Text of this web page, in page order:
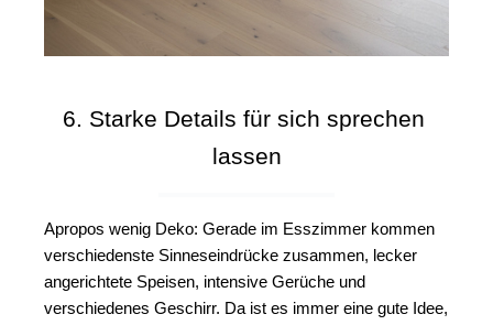
6. Starke Details für sich sprechen
lassen
Apropos wenig Deko: Gerade im Esszimmer kommen
verschiedenste Sinneseindrücke zusammen, lecker
angerichtete Speisen, intensive Gerüche und
verschiedenes Geschirr. Da ist es immer eine gute Idee,